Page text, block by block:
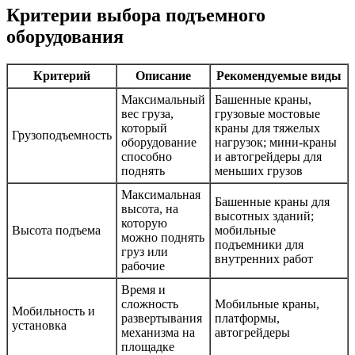
Критерии выбора подъемного
оборудования
Критерий Описание Рекомендуемые виды
Грузоподъемность
Максимальный
вес груза,
который
оборудование
способно
поднять
Башенные краны,
грузовые мостовые
краны для тяжелых
нагрузок; мини-краны
и автогрейдеры для
меньших грузов
Высота подъема
Максимальная
высота, на
которую
можно поднять
груз или
рабочие
Башенные краны для
высотных зданий;
мобильные
подъемники для
внутренних работ
Мобильность и
установка
Время и
сложность
развертывания
механизма на
площадке
Мобильные краны,
платформы,
автогрейдеры